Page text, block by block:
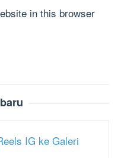
in this browser
IG ke Galeri